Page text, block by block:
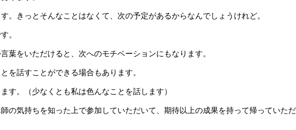
きっとそんなことはなくて、次の予定があるからなんでしょうけれど。
。
葉をいただけると、次へのモチベーションにもなります。
を話すことができる場合もあります。
す。（少なくとも私は色んなことを話します）
の気持ちを知った上で参加していただいて、期待以上の成果を持って帰っていただ